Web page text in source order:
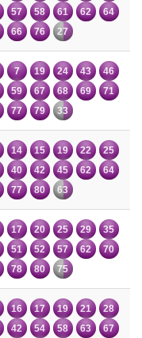
57 58 61 62
64
66 76 27
7 19 24 43
46
59 67 68 69
71
77 79 33
14 15 19 22
25
40 42 45 62
64
77 80 63
17 20 25 29
35
51 52 57 62
70
78 80 75
16 17 19 21
28
42 54 58 63 67